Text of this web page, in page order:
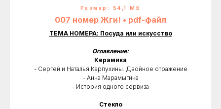
Размер: 54,1 МБ
007 номер Жги! • pdf-файл
ТЕМА НОМЕРА: Посуда или искусство
Оглавление:
Керамика
- Сергей и Наталья Карпухины. Двойное отражение
- Анна Марамыгина
- История одного сервиза
Стекло